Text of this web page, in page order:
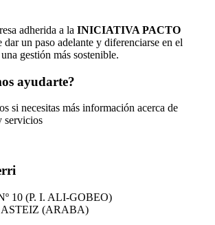
adherida a la INICIATIVA PACTO
dar un paso adelante y diferenciarse en el
gestión más sostenible.
ayudarte?
si necesitas más información acerca de
servicios
10 (P. I. ALI-GOBEO)
(ARABA)